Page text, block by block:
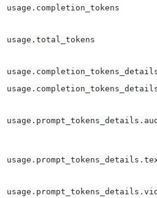
usage.completion_tokens
usage.total_tokens